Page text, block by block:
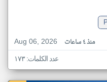
Aug 06, 2026
منذ ٤ ساعات
عدد الكلمات: ١٧٣